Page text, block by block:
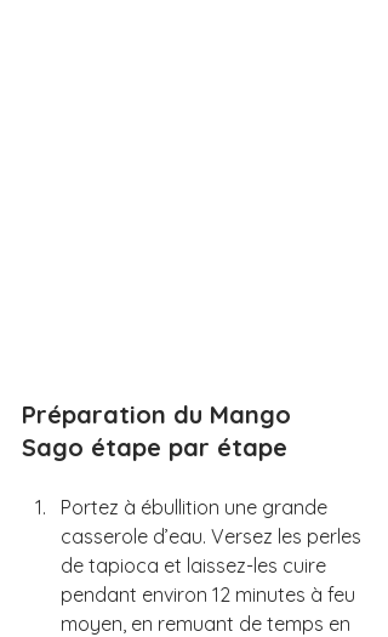
Préparation du Mango
Sago étape par étape
Portez à ébullition une grande
casserole d’eau. Versez les perles
de tapioca et laissez-les cuire
pendant environ 12 minutes à feu
moyen, en remuant de temps en